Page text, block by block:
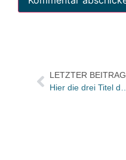
LETZTER BEITRAG